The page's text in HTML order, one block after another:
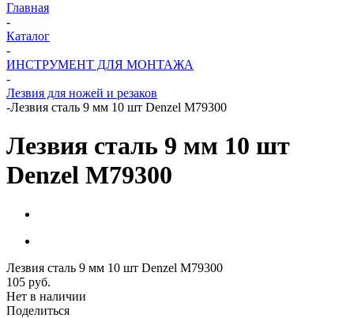
Главная
-
Каталог
-
ИНСТРУМЕНТ ДЛЯ МОНТАЖА
-
Лезвия для ножей и резаков
-Лезвия сталь 9 мм 10 шт Denzel М79300
Лезвия сталь 9 мм 10 шт
Denzel М79300
Лезвия сталь 9 мм 10 шт Denzel М79300
105 руб.
Нет в наличии
Поделиться